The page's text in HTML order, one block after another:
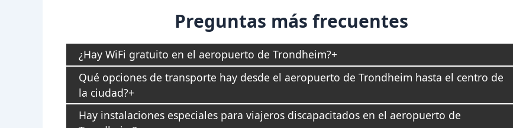
Preguntas más frecuentes
¿Hay WiFi gratuito en el aeropuerto de Trondheim?
Qué opciones de transporte hay desde el aeropuerto de Trondheim hasta el centro de
la ciudad?
Hay instalaciones especiales para viajeros discapacitados en el aeropuerto de